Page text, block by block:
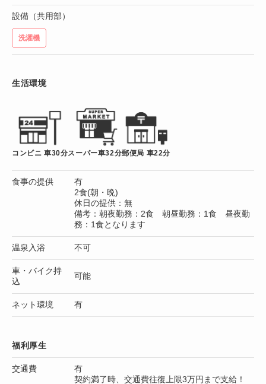
設備（共用部）
洗濯機
生活環境
コンビニ 車30分スーパー車32分郵便局 車22分
食事の提供
有
2食(朝・晩)
休日の提供：無
備考：朝夜勤務：2食 朝昼勤務：1食 昼夜勤
務：1食となります
温泉入浴 不可
車・バイク持
込
可能
ネット環境 有
福利厚生
交通費
有
契約満了時、交通費往復上限3万円まで支給！